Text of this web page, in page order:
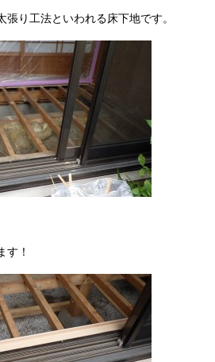
り工法といわれる床下地です。
す！